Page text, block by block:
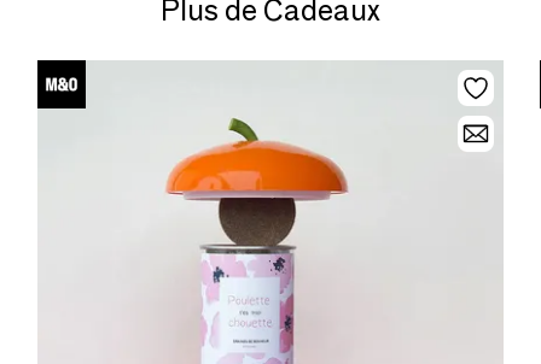
Plus de Cadeaux